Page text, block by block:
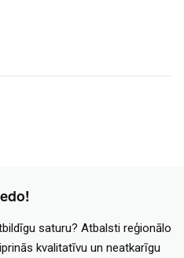
saturu? Atbalsti reģionālo
kvalitatīvu un neatkarīgu